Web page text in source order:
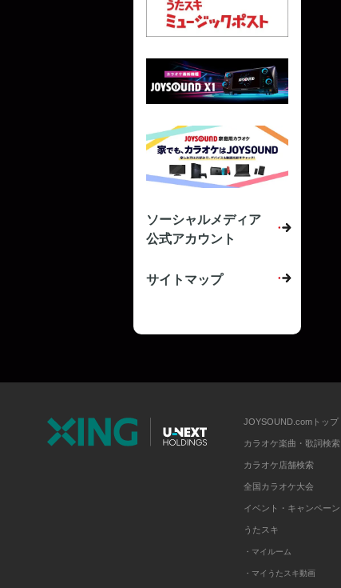
ソーシャルメディア
公式アカウント
サイトマップ
JOYSOUND.comトップ
カラオケ楽曲・歌詞検索
カラオケ店舗検索
全国カラオケ大会
イベント・キャンペーン
うたスキ
・マイルーム
・マイうたスキ動画